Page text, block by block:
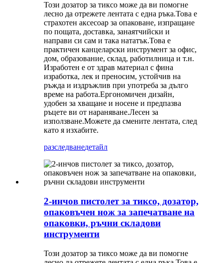
Този дозатор за тиксо може да ви помогне
лесно да отрежете лентата с една ръка.Това е
страхотен аксесоар за опаковане, изпращане
по пощата, доставка, занаятчийски и
направи си сам и така нататък.Това е
практичен канцеларски инструмент за офис,
дом, образование, склад, работилница и т.н.
Изработен е от здрав материал с фина
изработка, лек и преносим, ​​устойчив на
ръжда и издръжлив при употреба за дълго
време на работа.Ергономичен дизайн,
удобен за хващане и носене и предпазва
ръцете ви от нараняване.Лесен за
използване.Можете да смените лентата, след
като я изхабите.
разследванедетайл
2-инчов пистолет за тиксо, дозатор,
опаковъчен нож за запечатване на
опаковки, ръчни складови
инструменти
Този дозатор за тиксо може да ви помогне